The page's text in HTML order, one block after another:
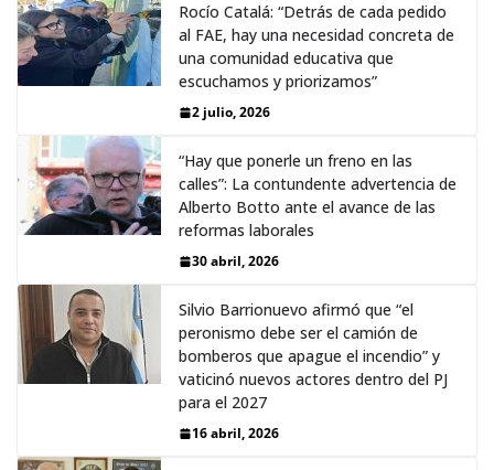
Rocío Catalá: “Detrás de cada pedido
al FAE, hay una necesidad concreta de
una comunidad educativa que
escuchamos y priorizamos”
2 julio, 2026
“Hay que ponerle un freno en las
calles”: La contundente advertencia de
Alberto Botto ante el avance de las
reformas laborales
30 abril, 2026
Silvio Barrionuevo afirmó que “el
peronismo debe ser el camión de
bomberos que apague el incendio” y
vaticinó nuevos actores dentro del PJ
para el 2027
16 abril, 2026